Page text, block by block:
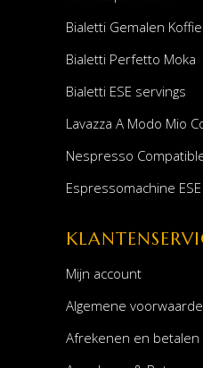
Bialetti Gemalen Koffie
Bialetti Perfetto Moka
Bialetti ESE servings
Lavazza A Modo Mio
Nespresso
Espressomachine
Mijn account
Algemene
Afrekenen en betalen